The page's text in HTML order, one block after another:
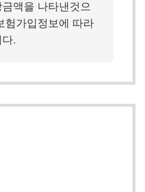
액을 나타낸것으
험가입정보에 따라
.